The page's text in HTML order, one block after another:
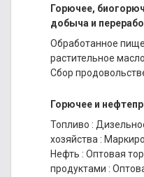
Горючее,
добыча и
Обработанное
растительное масло
Сбор
Горючее и
Топливо :
хозяйства :
Нефть : Оптовая
продуктами :